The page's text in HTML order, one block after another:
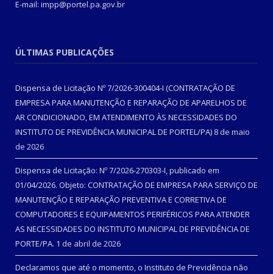
E-mail: impp@portel.pa.gov.br
ÚLTIMAS PUBLICAÇÕES
Dispensa de Licitação Nº 7/2026-300404-I (CONTRATAÇÃO DE
EMPRESA PARA MANUTENÇÃO E REPARAÇÃO DE APARELHOS DE
AR CONDICIONADO, EM ATENDIMENTO ÀS NECESSIDADES DO
INSTITUTO DE PREVIDÊNCIA MUNICIPAL DE PORTEL/PA) 8 de maio
de 2026
Dispensa de Licitação: Nº 7/2026-270303-I, publicado em
01/04/2026. Objeto: CONTRATAÇÃO DE EMPRESA PARA SERVIÇO DE
MANUTENÇÃO E REPARAÇÃO PREVENTIVA E CORRETIVA DE
COMPUTADORES E EQUIPAMENTOS PERIFÉRICOS PARA ATENDER
AS NECESSIDADES DO INSTITUTO MUNICIPAL DE PREVIDÊNCIA DE
PORTE/PA. 1 de abril de 2026
Declaramos que até o momento, o Instituto de Previdência não